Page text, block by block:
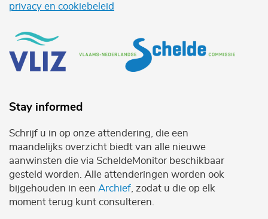
privacy en cookiebeleid
Stay informed
Schrijf u in op onze attendering, die een
maandelijks overzicht biedt van alle nieuwe
aanwinsten die via ScheldeMonitor beschikbaar
gesteld worden. Alle attenderingen worden ook
bijgehouden in een Archief , zodat u die op elk
moment terug kunt consulteren.